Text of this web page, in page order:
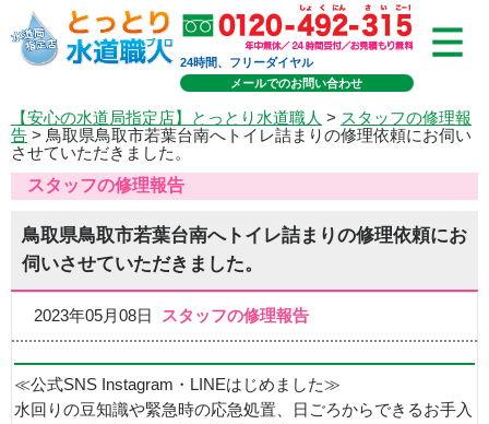
24時間、フリーダイヤル
メールでのお問い合わせ
【安心の水道局指定店】とっとり水道職人 > スタッフの修理報
告 > 鳥取県鳥取市若葉台南へトイレ詰まりの修理依頼にお伺い
させていただきました。
スタッフの修理報告
鳥取県鳥取市若葉台南へトイレ詰まりの修理依頼にお
伺いさせていただきました。
2023年05月08日 スタッフの修理報告
≪公式SNS Instagram・LINEはじめました≫
水回りの豆知識や緊急時の応急処置、日ごろからできるお手入